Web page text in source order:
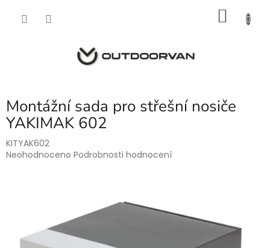
Montážní sada pro střešní nosiče
YAKIMAK 602
KITYAK602
Průměrné
hvězdiček.
Neohodnoceno Podrobnosti hodnocení